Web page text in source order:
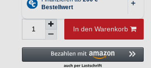
In den Warenkorb